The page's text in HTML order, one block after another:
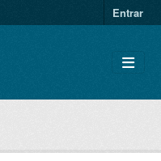
Entrar